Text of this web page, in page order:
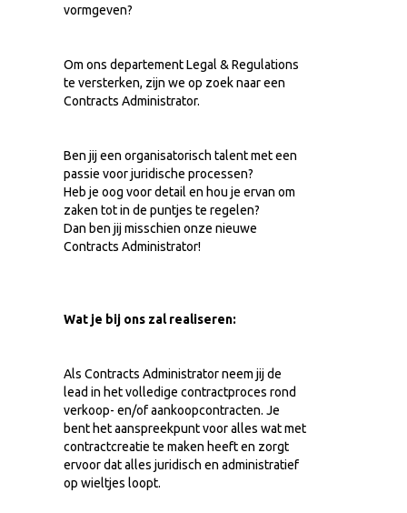
vormgeven?
Om ons departement Legal & Regulations
te versterken, zijn we op zoek naar een
Contracts Administrator.
Ben jij een organisatorisch talent met een
passie voor juridische processen?
Heb je oog voor detail en hou je ervan om
zaken tot in de puntjes te regelen?
Dan ben jij misschien onze nieuwe
Contracts Administrator!
Wat je bij ons zal realiseren:
Als Contracts Administrator neem jij de
lead in het volledige contractproces rond
verkoop- en/of aankoopcontracten. Je
bent het aanspreekpunt voor alles wat met
contractcreatie te maken heeft en zorgt
ervoor dat alles juridisch en administratief
op wieltjes loopt.